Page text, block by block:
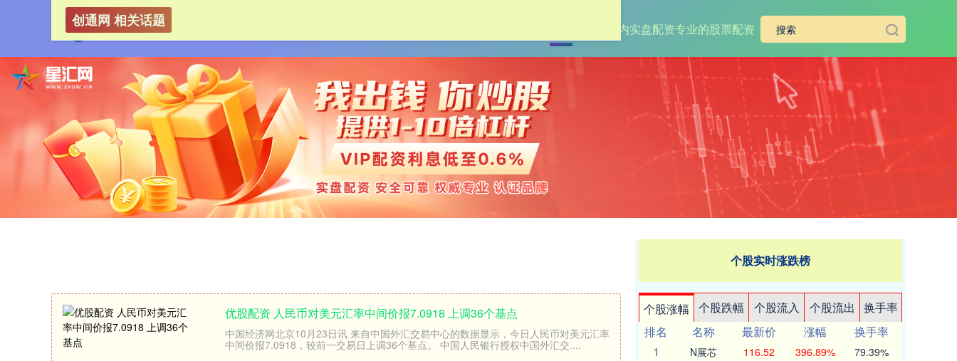
国内实盘配资专业的股票配资
创通网 相关话题
优股配资 人民币对美元汇率中间价报7.0918 上调36个基点
中国经济网北京10月23日讯 来自中国外汇交易中心的数据显示，今日人民币对美元汇率
中间价报7.0918，较前一交易日上调36个基点。 中国人民银行授权中国外汇交....
个股实时涨跌榜
个股涨幅 个股跌幅 个股流入 个股流出
换手率
排名
名称 最新价 涨幅
换手率
1
N展芯 116.52 396.89% 79.39%